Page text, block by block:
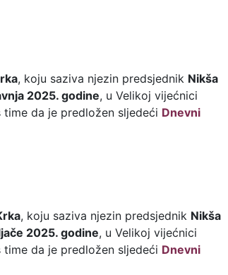
, koju saziva njezin predsjednik Nikša
2025. godine, u Velikoj vijećnici
time da je predložen sljedeći Dnevni
, koju saziva njezin predsjednik Nikša
2025. godine, u Velikoj vijećnici
time da je predložen sljedeći Dnevni